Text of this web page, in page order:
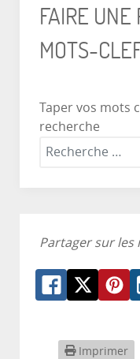
FAIRE UNE
MOTS-
Taper vos mots
recherche
Partager sur les
Imprimer